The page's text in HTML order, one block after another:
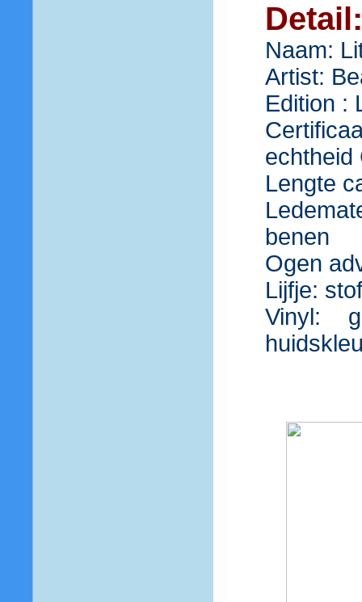
Detail:
Naam:
Artist:
Edition :
Lengte
benen
Ogen
Lijfje:
Vinyl: